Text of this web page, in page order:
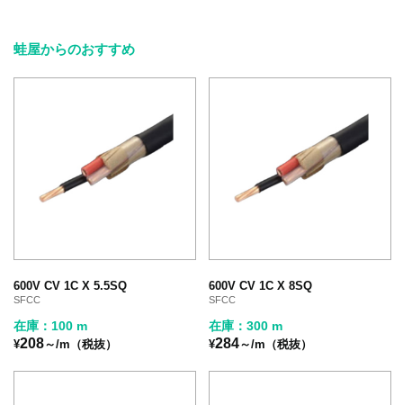
蛙屋からのおすすめ
600V CV 1C X 5.5SQ
SFCC
在庫：100 m
¥208～/m（税抜）
600V CV 1C X 8SQ
SFCC
在庫：300 m
¥284～/m（税抜）